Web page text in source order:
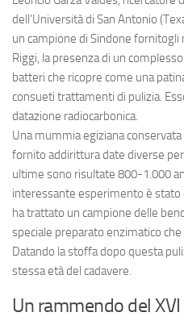
dell’Università di San Antonio
un campione di Sindone fornitogli
Riggi, la presenza di un
batteri che ricopre come una
consueti trattamenti di pulizia.
datazione radiocarbonica.
Una mummia egiziana
fornito addirittura date diverse
ultime sono risultate 800-1.000
interessante esperimento è stato
ha trattato un campione delle
speciale preparato enzimatico
Datando la stoffa dopo questa
stessa età del cadavere.
Un rammendo del